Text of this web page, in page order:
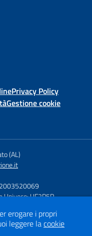
Privacy Policy
Gestione cookie
(AL)
Univoco: UF2P5P
by
Designers Italia
erogare i propri
leggere lacookie